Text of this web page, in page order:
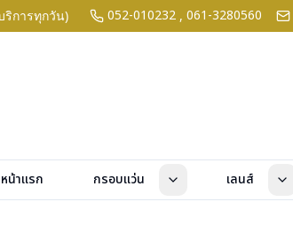
ริการทุกวัน) 052-010232 , 061-3280560
หน้าแรก กรอบแว่น เลนส์